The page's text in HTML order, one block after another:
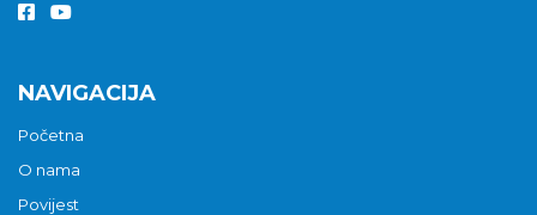
NAVIGACIJA
Početna
O nama
Povijest